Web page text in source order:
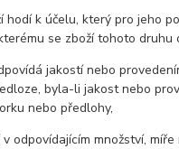
k účelu, který pro jeho
se zboží tohoto druhu
jakostí nebo
byla-li jakost nebo
nebo předlohy,
odpovídajícím množství,